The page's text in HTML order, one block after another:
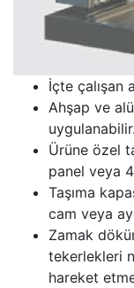
İçte çalışan
Ahşap ve
uygulanabilir.
Ürüne özel
panel veya
Taşıma
cam veya
Zamak
tekerlekleri
hareket